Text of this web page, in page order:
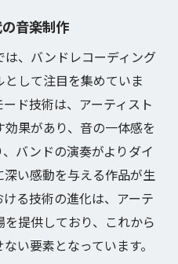
の新たな潮流
新技術
同作業で生まれる作品
功の秘訣
を支える環境
コーディング技術
を際立たせる方法
ンドレコーディング技
音楽制作
、バンドレコーディング
して注目を集めていま
ド技術は、アーティスト
果があり、音の一体感を
バンドの演奏がよりダイ
い感動を与える作品が生
る技術の進化は、アーテ
提供しており、これから
い要素となっています。